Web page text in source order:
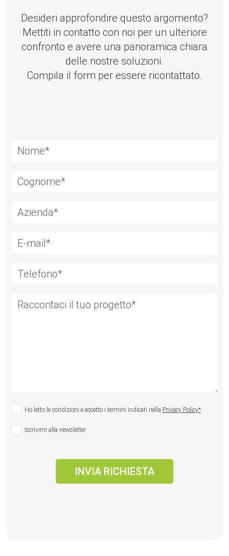
Desideri approfondire questo argomento?
Mettiti in contatto con noi per un ulteriore
confronto e avere una panoramica chiara
delle nostre soluzioni.
Compila il form per essere ricontattato.
Ho letto le condizioni e accetto i termini indicati nella Privacy Policy*
Iscrivimi alla newsletter